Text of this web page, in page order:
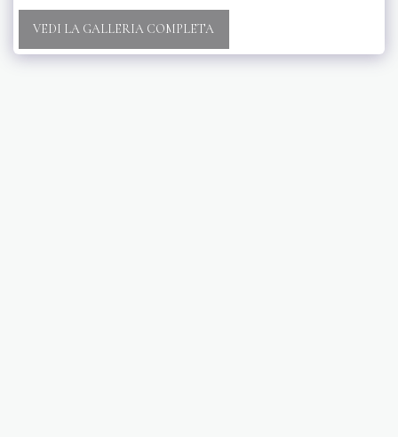
VEDI LA GALLERIA COMPLETA